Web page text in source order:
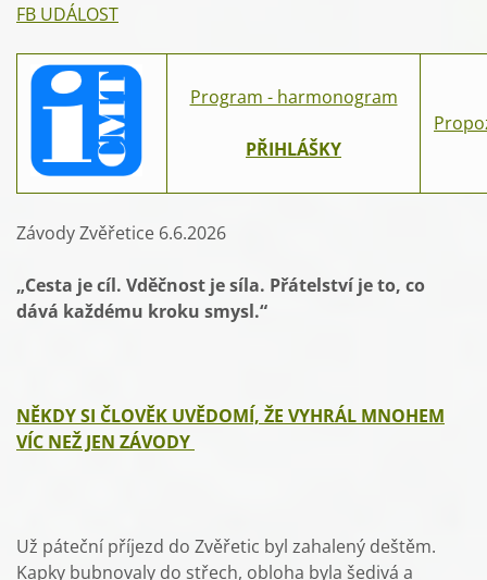
FB UDÁLOST
Program - harmonogram
PŘIHLÁŠKY
Závody Zvěřetice 6.6.2026
„Cesta je cíl. Vděčnost je síla. Přátelství je to, co
dává každému kroku smysl.“
NĚKDY SI ČLOVĚK UVĚDOMÍ, ŽE VYHRÁL MNOHEM
VÍC NEŽ JEN ZÁVODY
Už páteční příjezd do Zvěřetic byl zahalený deštěm.
Kapky bubnovaly do střech, obloha byla šedivá a